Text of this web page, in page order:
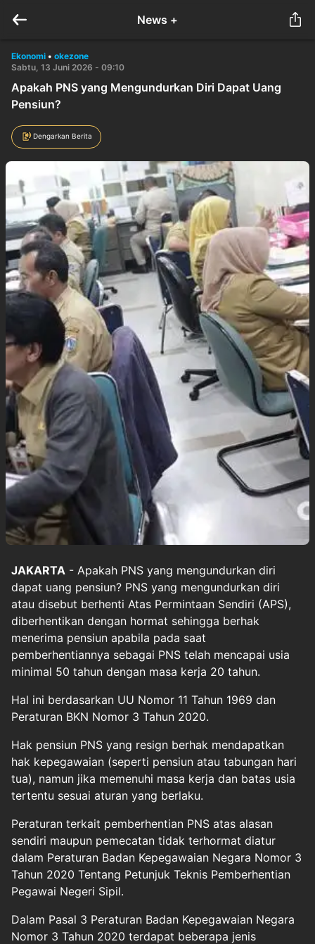
News +
Ekonomi • okezone
Sabtu, 13 Juni 2026 - 09:10
Apakah PNS yang Mengundurkan Diri Dapat Uang
Pensiun?
Dengarkan Berita
JAKARTA - Apakah PNS yang mengundurkan diri
dapat uang pensiun? PNS yang mengundurkan diri
atau disebut berhenti Atas Permintaan Sendiri (APS),
diberhentikan dengan hormat sehingga berhak
menerima pensiun apabila pada saat
pemberhentiannya sebagai PNS telah mencapai usia
minimal 50 tahun dengan masa kerja 20 tahun.
Hal ini berdasarkan UU Nomor 11 Tahun 1969 dan
Peraturan BKN Nomor 3 Tahun 2020.
Hak pensiun PNS yang resign berhak mendapatkan
hak kepegawaian (seperti pensiun atau tabungan hari
tua), namun jika memenuhi masa kerja dan batas usia
tertentu sesuai aturan yang berlaku.
Peraturan terkait pemberhentian PNS atas alasan
sendiri maupun pemecatan tidak terhormat diatur
dalam Peraturan Badan Kepegawaian Negara Nomor 3
Tahun 2020 Tentang Petunjuk Teknis Pemberhentian
Pegawai Negeri Sipil.
Dalam Pasal 3 Peraturan Badan Kepegawaian Negara
Nomor 3 Tahun 2020 terdapat beberapa jenis